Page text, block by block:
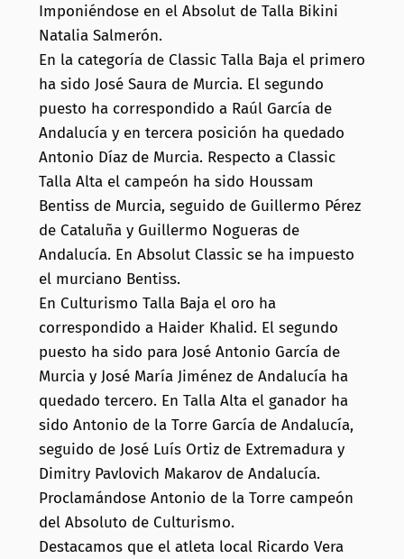
Imponiéndose en el Absolut de Talla Bikini
Natalia Salmerón.
En la categoría de Classic Talla Baja el primero
ha sido José Saura de Murcia. El segundo
puesto ha correspondido a Raúl García de
Andalucía y en tercera posición ha quedado
Antonio Díaz de Murcia. Respecto a Classic
Talla Alta el campeón ha sido Houssam
Bentiss de Murcia, seguido de Guillermo Pérez
de Cataluña y Guillermo Nogueras de
Andalucía. En Absolut Classic se ha impuesto
el murciano Bentiss.
En Culturismo Talla Baja el oro ha
correspondido a Haider Khalid. El segundo
puesto ha sido para José Antonio García de
Murcia y José María Jiménez de Andalucía ha
quedado tercero. En Talla Alta el ganador ha
sido Antonio de la Torre García de Andalucía,
seguido de José Luís Ortiz de Extremadura y
Dimitry Pavlovich Makarov de Andalucía.
Proclamándose Antonio de la Torre campeón
del Absoluto de Culturismo.
Destacamos que el atleta local Ricardo Vera